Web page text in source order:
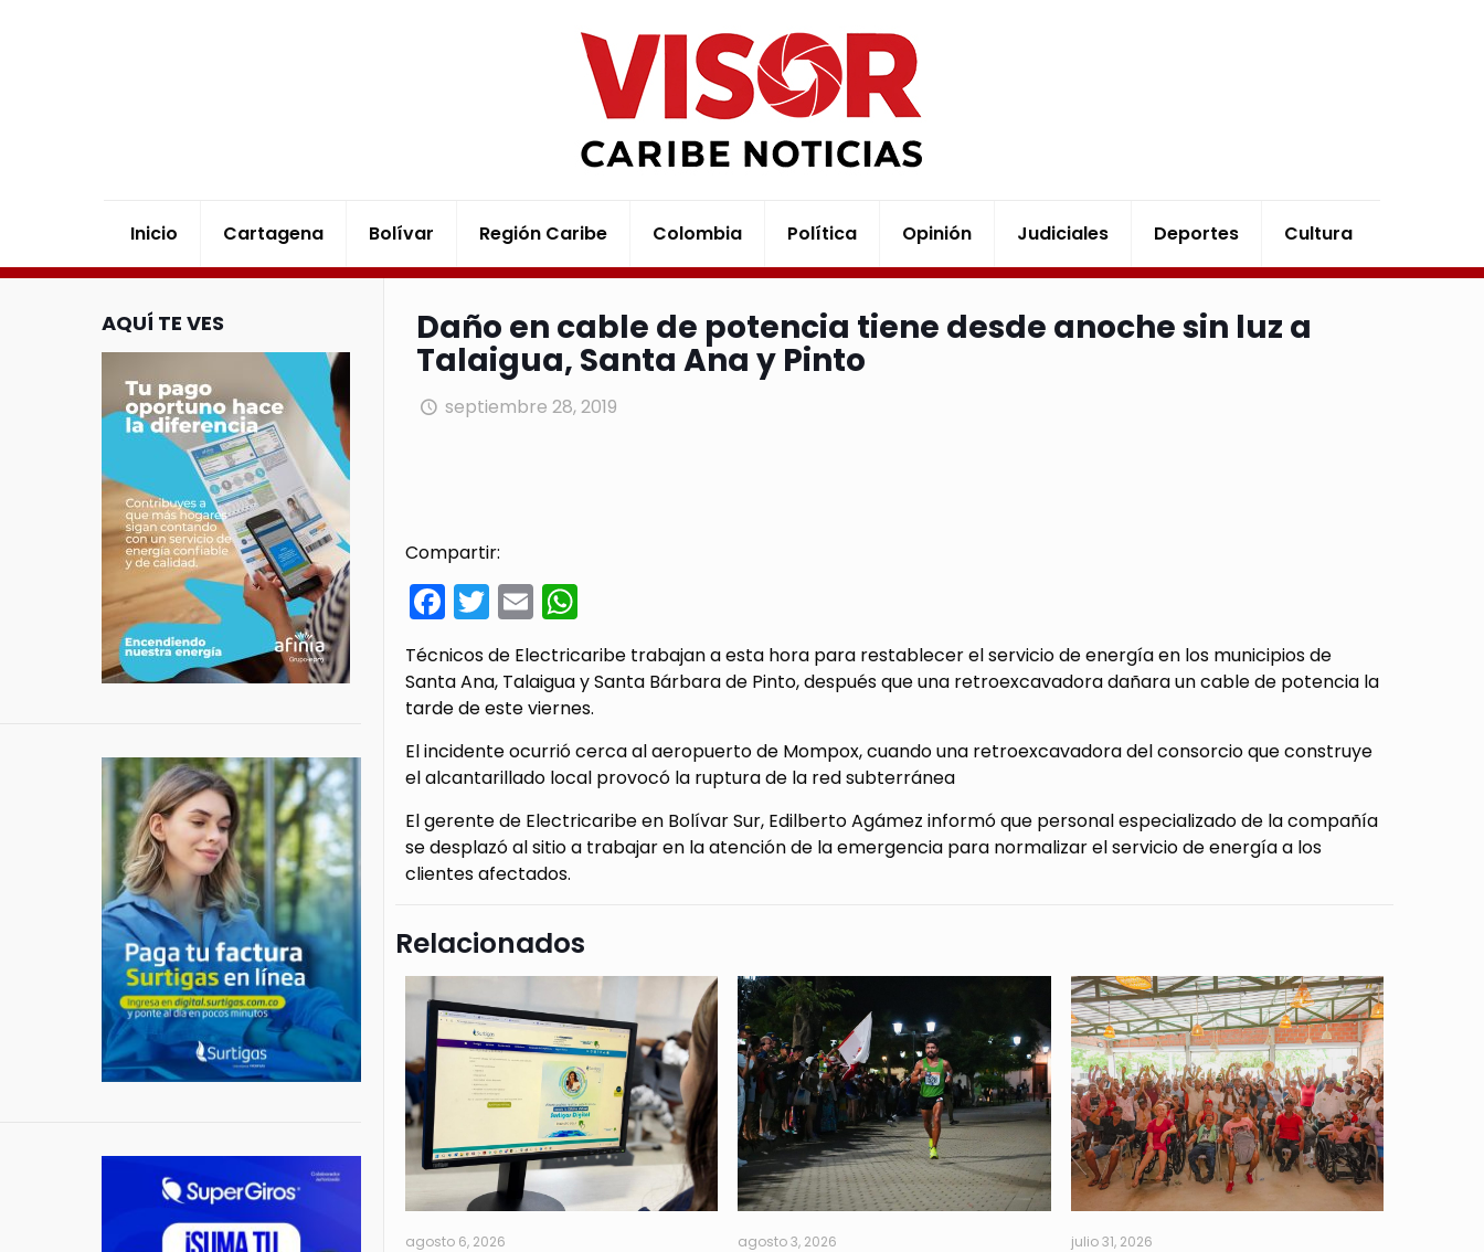
Inicio Cartagena Bolívar Región Caribe Colombia Política Opinión Judiciales Deportes Cultura
Daño en cable de potencia tiene desde anoche sin luz a
Talaigua, Santa Ana y Pinto
septiembre 28, 2019
Compartir:
Facebook
Twitter
Email
Técnicos de Electricaribe trabajan a esta hora para restablecer el servicio de energía en los municipios de
Santa Ana, Talaigua y Santa Bárbara de Pinto, después que una retroexcavadora dañara un cable de potencia la
tarde de este viernes.
El incidente ocurrió cerca al aeropuerto de Mompox, cuando una retroexcavadora del consorcio que construye
el alcantarillado local provocó la ruptura de la red subterránea
El gerente de Electricaribe en Bolívar Sur, Edilberto Agámez informó que personal especializado de la compañía
se desplazó al sitio a trabajar en la atención de la emergencia para normalizar el servicio de energía a los
clientes afectados.
Relacionados
agosto 6, 2026 agosto 3, 2026 julio 31, 2026
AQUÍ TE VES